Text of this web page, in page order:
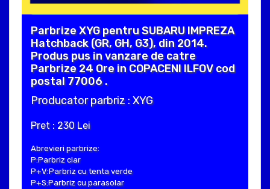
Parbrize XYG pentru SUBARU IMPREZA
Hatchback (GR, GH, G3), din 2014.
Produs pus in vanzare de catre
Parbrize 24 Ore in COPACENI ILFOV cod
postal 77006 .
Producator parbriz : XYG
Pret : 230 Lei
Abrevieri parbrize:
P:Parbriz clar
P+V:Parbriz cu tenta verde
P+S:Parbriz cu parasolar